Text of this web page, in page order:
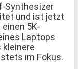
Synthesizer
und ist jetzt
5K-
Laptops
kleinere
im Fokus.